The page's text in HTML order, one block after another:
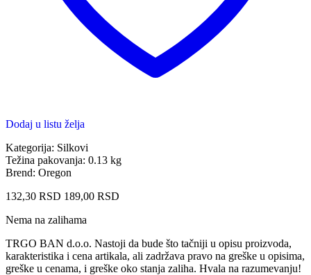
Dodaj u listu želja
Kategorija: Silkovi
Težina pakovanja: 0.13 kg
Brend: Oregon
132,30 RSD 189,00 RSD
Nema na zalihama
TRGO BAN d.o.o. Nastoji da bude što tačniji u opisu proizvoda,
karakteristika i cena artikala, ali zadržava pravo na greške u opisima,
greške u cenama, i greške oko stanja zaliha. Hvala na razumevanju!